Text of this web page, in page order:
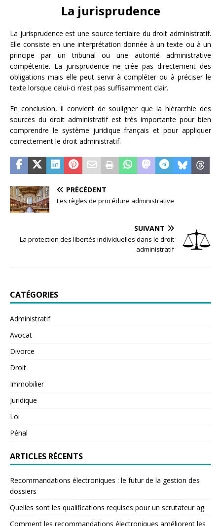
La jurisprudence
La jurisprudence est une source tertiaire du droit administratif.
Elle consiste en une interprétation donnée à un texte ou à un
principe par un tribunal ou une autorité administrative
compétente. La jurisprudence ne crée pas directement des
obligations mais elle peut servir à compléter ou à préciser le
texte lorsque celui-ci n’est pas suffisamment clair.
En conclusion, il convient de souligner que la hiérarchie des
sources du droit administratif est très importante pour bien
comprendre le système juridique français et pour appliquer
correctement le droit administratif.
PRÉCÉDENT
Les règles de procédure administrative
SUIVANT
La protection des libertés individuelles dans le droit
administratif
CATÉGORIES
Administratif
Avocat
Divorce
Droit
Immobilier
Juridique
Loi
Pénal
ARTICLES RÉCENTS
Recommandations électroniques : le futur de la gestion des
dossiers
Quelles sont les qualifications requises pour un scrutateur ag
Comment les recommandations électroniques améliorent les